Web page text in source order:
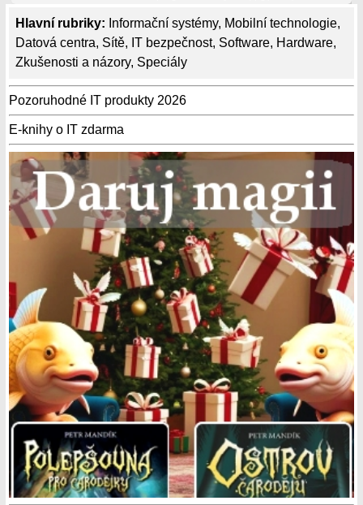
Hlavní rubriky: Informační systémy, Mobilní technologie,
Datová centra, Sítě, IT bezpečnost, Software, Hardware,
Zkušenosti a názory, Speciály
Pozoruhodné IT produkty 2026
E-knihy o IT zdarma